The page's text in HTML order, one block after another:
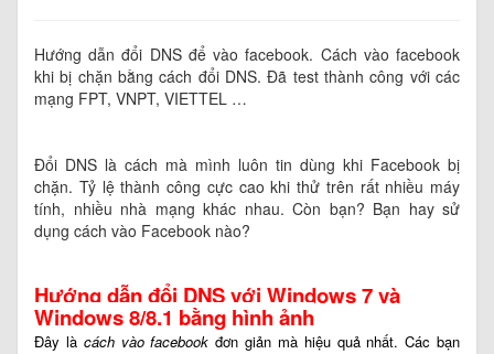
Hướng dẫn đổi DNS để vào facebook. Cách vào facebook
khi bị chặn bằng cách đổi DNS. Đã test thành công với các
mạng FPT, VNPT, VIETTEL …
Đổi DNS là cách mà mình luôn tin dùng khi Facebook bị
chặn. Tỷ lệ thành công cực cao khi thử trên rất nhiều máy
tính, nhiều nhà mạng khác nhau. Còn bạn? Bạn hay sử
dụng cách vào Facebook nào?
Hướng dẫn đổi DNS với Windows 7 và
Windows 8/8.1 bằng hình ảnh
Đây là cách vào facebook đơn giản mà hiệu quả nhất. Các bạn